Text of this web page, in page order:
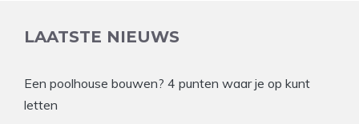
LAATSTE NIEUWS
Een poolhouse bouwen? 4 punten waar je op kunt
letten